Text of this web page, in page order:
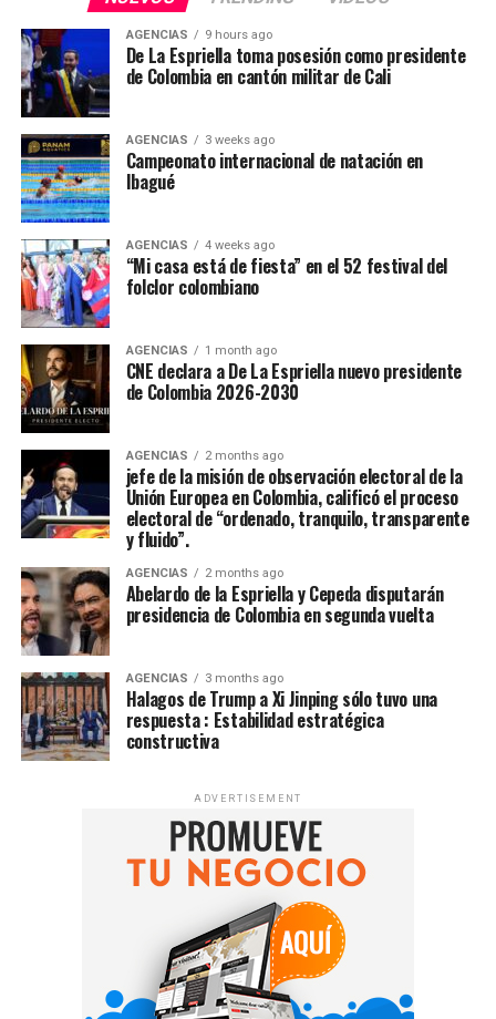
AGENCIAS 9 hours ago
De La Espriella toma posesión como presidente
de Colombia en cantón militar de Cali
AGENCIAS 3 weeks ago
Campeonato internacional de natación en
Ibagué
AGENCIAS 4 weeks ago
“Mi casa está de fiesta” en el 52 festival del
folclor colombiano
AGENCIAS 1 month ago
CNE declara a De La Espriella nuevo presidente
de Colombia 2026-2030
AGENCIAS 2 months ago
jefe de la misión de observación electoral de la
Unión Europea en Colombia, calificó el proceso
electoral de “ordenado, tranquilo, transparente
y fluido”.
AGENCIAS 2 months ago
Abelardo de la Espriella y Cepeda disputarán
presidencia de Colombia en segunda vuelta
AGENCIAS 3 months ago
Halagos de Trump a Xi Jinping sólo tuvo una
respuesta : Estabilidad estratégica
constructiva
ADVERTISEMENT